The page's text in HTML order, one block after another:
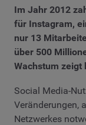
Im Jahr 2012
für Instagram,
nur 13
über 500
Wachstum zeigt
Social Media-
Veränderungen,
Netzwerkes